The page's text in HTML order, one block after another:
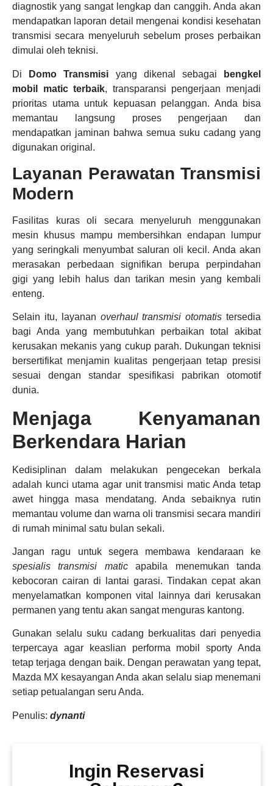
diagnostik yang sangat lengkap dan canggih. Anda akan
mendapatkan laporan detail mengenai kondisi kesehatan
transmisi secara menyeluruh sebelum proses perbaikan
dimulai oleh teknisi.
Di Domo Transmisi yang dikenal sebagai
bengkel
mobil matic terbaik, transparansi pengerjaan menjadi
prioritas utama untuk kepuasan pelanggan. Anda bisa
memantau langsung proses pengerjaan dan
mendapatkan jaminan bahwa semua suku cadang yang
digunakan original.
Layanan Perawatan Transmisi
Modern
Fasilitas kuras oli secara menyeluruh menggunakan
mesin khusus mampu membersihkan endapan lumpur
yang seringkali menyumbat saluran oli kecil. Anda akan
merasakan perbedaan signifikan berupa perpindahan
gigi yang lebih halus dan tarikan mesin yang kembali
enteng.
Selain itu, layanan overhaul transmisi otomatis tersedia
bagi Anda yang membutuhkan perbaikan total akibat
kerusakan mekanis yang cukup parah. Dukungan teknisi
bersertifikat menjamin kualitas pengerjaan tetap presisi
sesuai dengan standar spesifikasi pabrikan otomotif
dunia.
Menjaga Kenyamanan
Berkendara Harian
Kedisiplinan dalam melakukan pengecekan berkala
adalah kunci utama agar unit transmisi matic Anda tetap
awet hingga masa mendatang. Anda sebaiknya rutin
memantau volume dan warna oli transmisi secara mandiri
di rumah minimal satu bulan sekali.
Jangan ragu untuk segera membawa kendaraan ke
spesialis transmisi maticapabila menemukan tanda
kebocoran cairan di lantai garasi. Tindakan cepat akan
menyelamatkan komponen vital lainnya dari kerusakan
permanen yang tentu akan sangat menguras kantong.
Gunakan selalu suku cadang berkualitas dari penyedia
terpercaya agar keaslian performa mobil sporty Anda
tetap terjaga dengan baik. Dengan perawatan yang tepat,
Mazda MX kesayangan Anda akan selalu siap menemani
setiap petualangan seru Anda.
Penulis: dynanti
Ingin Reservasi